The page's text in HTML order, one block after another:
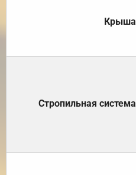
Крыша
Стропильная система